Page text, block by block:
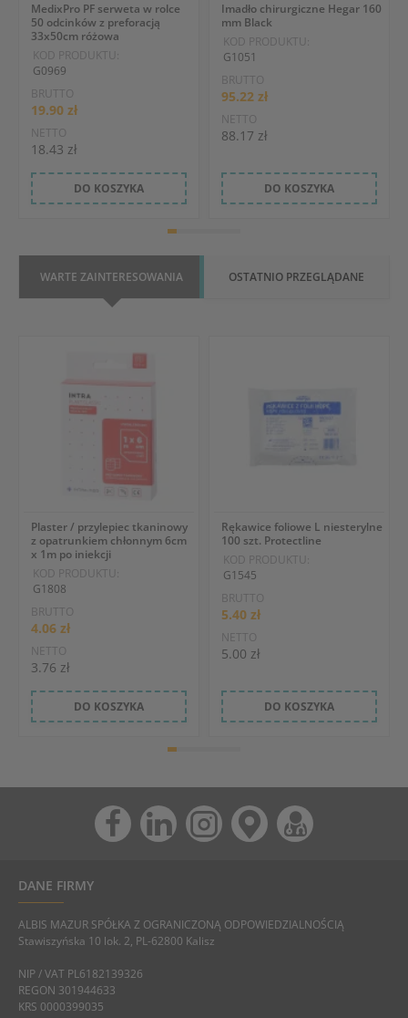
MedixPro PF serweta w rolce
50 odcinków z preforacją
33x50cm różowa
KOD PRODUKTU:
G0969
BRUTTO
19.90 zł
NETTO
18.43 zł
DO KOSZYKA
Imadło chirurgiczne Hegar 160
mm Black
KOD PRODUKTU:
G1051
BRUTTO
95.22 zł
NETTO
88.17 zł
DO KOSZYKA
WARTE ZAINTERESOWANIA OSTATNIO PRZEGLĄDANE
Plaster / przylepiec tkaninowy
z opatrunkiem chłonnym 6cm
x 1m po iniekcji
KOD PRODUKTU:
G1808
BRUTTO
4.06 zł
NETTO
3.76 zł
DO KOSZYKA
Rękawice foliowe L niesterylne
100 szt. Protectline
KOD PRODUKTU:
G1545
BRUTTO
5.40 zł
NETTO
5.00 zł
DO KOSZYKA
DANE FIRMY
ALBIS MAZUR SPÓŁKA Z OGRANICZONĄ ODPOWIEDZIALNOŚCIĄ
Stawiszyńska 10 lok. 2, PL-62800 Kalisz
NIP / VAT PL6182139326
REGON 301944633
KRS 0000399035